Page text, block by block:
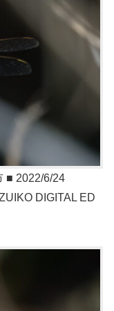
■ 2022/6/24
DIGITAL ED